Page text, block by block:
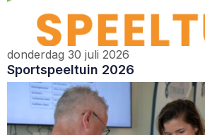
donderdag 30 juli 2026
Sportspeeltuin 2026